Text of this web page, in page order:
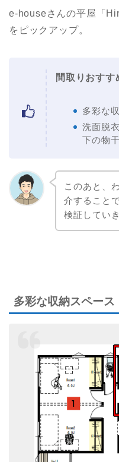
e-houseさんの平屋「
をピックアップ。
間取りおすす
多彩な
洗面脱
下の物
このあと、
介すること
検証してい
多彩な収納スペース